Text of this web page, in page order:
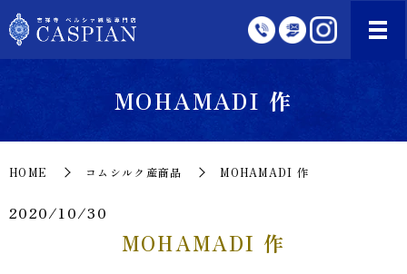
MOHAMADI 作
HOME コムシルク産商品 MOHAMADI 作
2020/10/30
MOHAMADI 作